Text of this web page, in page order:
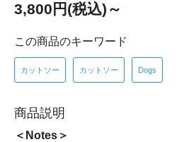
3,800円(税込)～
この商品のキーワード
カットソー カットソー Dogs
商品説明
＜Notes＞